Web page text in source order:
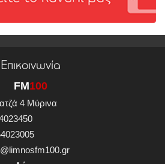
Επικοινωνία
FM100
4 Μύρινα